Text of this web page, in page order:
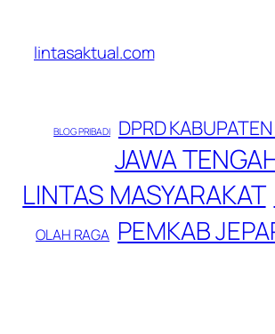
konten
lintasaktual.com
BLOG PRIBADI DPRD
JAWA
LINTAS MASYARAKAT
OLAH RAGA PEMKAB